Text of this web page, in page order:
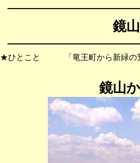
鏡
★ひとこと 「竜王町から新緑の荒
鏡山